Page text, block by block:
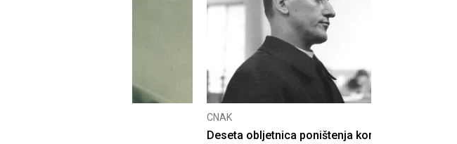
Deseta obljetnica poništenja komunističke